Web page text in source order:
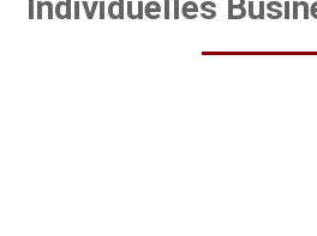
Individuelles